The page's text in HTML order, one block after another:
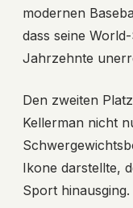
modernen
dass seine
Jahrzehnte
Den zweiten
Kellerman nicht
Ikone darstellte,
Sport hinausging.